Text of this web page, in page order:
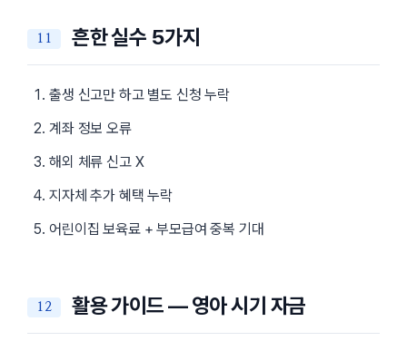
흔한 실수 5가지
출생 신고만 하고 별도 신청 누락
계좌 정보 오류
해외 체류 신고 X
지자체 추가 혜택 누락
어린이집 보육료 + 부모급여 중복 기대
활용 가이드 — 영아 시기 자금